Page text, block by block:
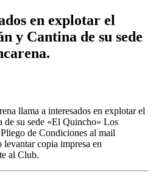
en explotar el
y Cantina de su sede
llama a interesados en explotar el
de su sede «El Quincho» Los
de Condiciones al mail
copia impresa en
al Club.